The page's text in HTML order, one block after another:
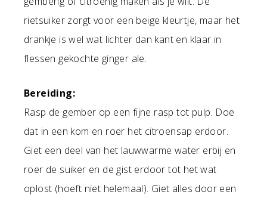
rietsuiker zorgt voor een beige kleurtje, maar het
drankje is wel wat lichter dan kant en klaar in
flessen gekochte ginger ale.
Bereiding:
Rasp de gember op een fijne rasp tot pulp. Doe
dat in een kom en roer het citroensap erdoor.
Giet een deel van het lauwwarme water erbij en
roer de suiker en de gist erdoor tot het wat
oplost (hoeft niet helemaal). Giet alles door een